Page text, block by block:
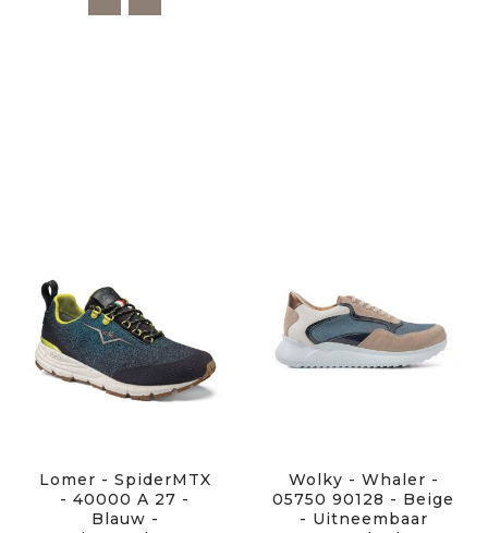
Lomer - SpiderMTX
- 40000 A 27 -
Blauw -
Wolky - Whaler -
05750 90128 - Beige
- Uitneembaar